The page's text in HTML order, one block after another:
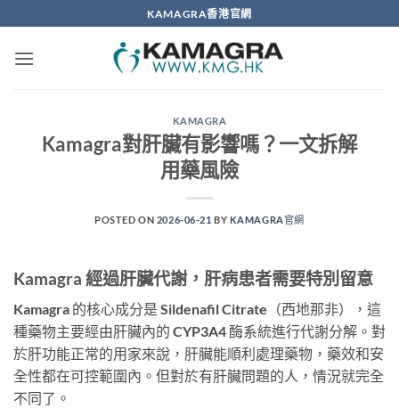
to
content
KAMAGRA香港官網
KAMAGRA
Kamagra對肝臟有影響嗎？一文拆解
用藥風險
POSTED ON 2026-06-21 BY KAMAGRA官網
Kamagra 經過肝臟代謝，肝病患者需要特別留意
Kamagra 的核心成分是 Sildenafil Citrate（西地那非），這
種藥物主要經由肝臟內的 CYP3A4 酶系統進行代謝分解。對
於肝功能正常的用家來說，肝臟能順利處理藥物，藥效和安
全性都在可控範圍內。但對於有肝臟問題的人，情況就完全
不同了。